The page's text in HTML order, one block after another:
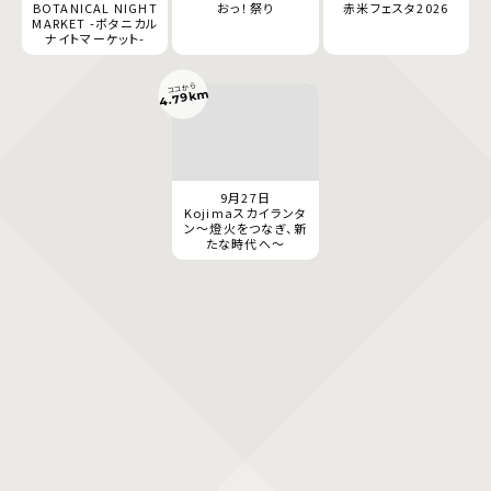
BOTANICAL NIGHT
MARKET -ボタニカル
ナイトマーケット-
おっ！祭り
赤米フェスタ2026
9月27日
Kojimaスカイランタ
ン〜燈火をつなぎ、新
たな時代へ〜
ココから
4.79km